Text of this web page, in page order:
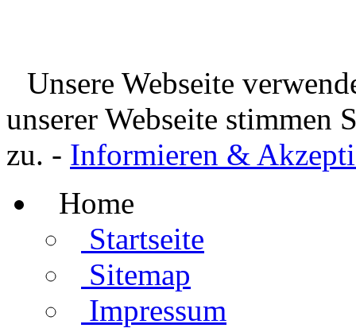
Unsere Webseite
unserer Webseite stimmen
zu. - Informieren &
Home
Startseite
Sitemap
Impressum